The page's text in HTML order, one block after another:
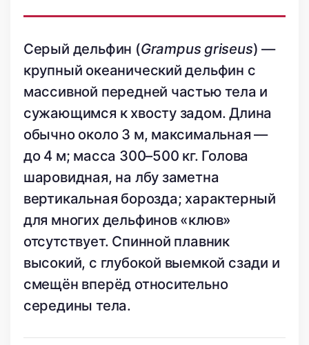
Серый дельфин (Grampus griseus) —
крупный океанический дельфин с
массивной передней частью тела и
сужающимся к хвосту задом. Длина
обычно около 3 м, максимальная —
до 4 м; масса 300–500 кг. Голова
шаровидная, на лбу заметна
вертикальная борозда; характерный
для многих дельфинов «клюв»
отсутствует. Спинной плавник
высокий, с глубокой выемкой сзади и
смещён вперёд относительно
середины тела.